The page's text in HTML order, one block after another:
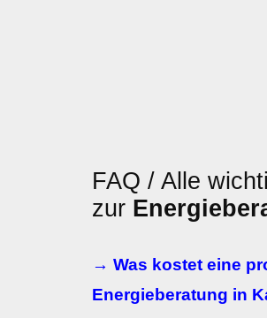
FAQ / Alle
zur
→ Was kostet eine
Energieberatung in